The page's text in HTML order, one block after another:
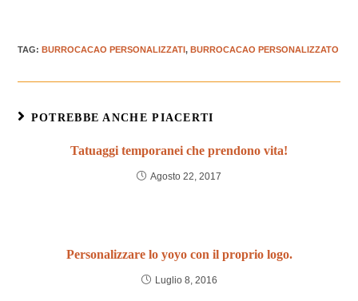
TAG:BURROCACAO PERSONALIZZATI, BURROCACAO PERSONALIZZATO
POTREBBE ANCHE PIACERTI
Tatuaggi temporanei che prendono vita!
Agosto 22, 2017
Personalizzare lo yoyo con il proprio logo.
Luglio 8, 2016